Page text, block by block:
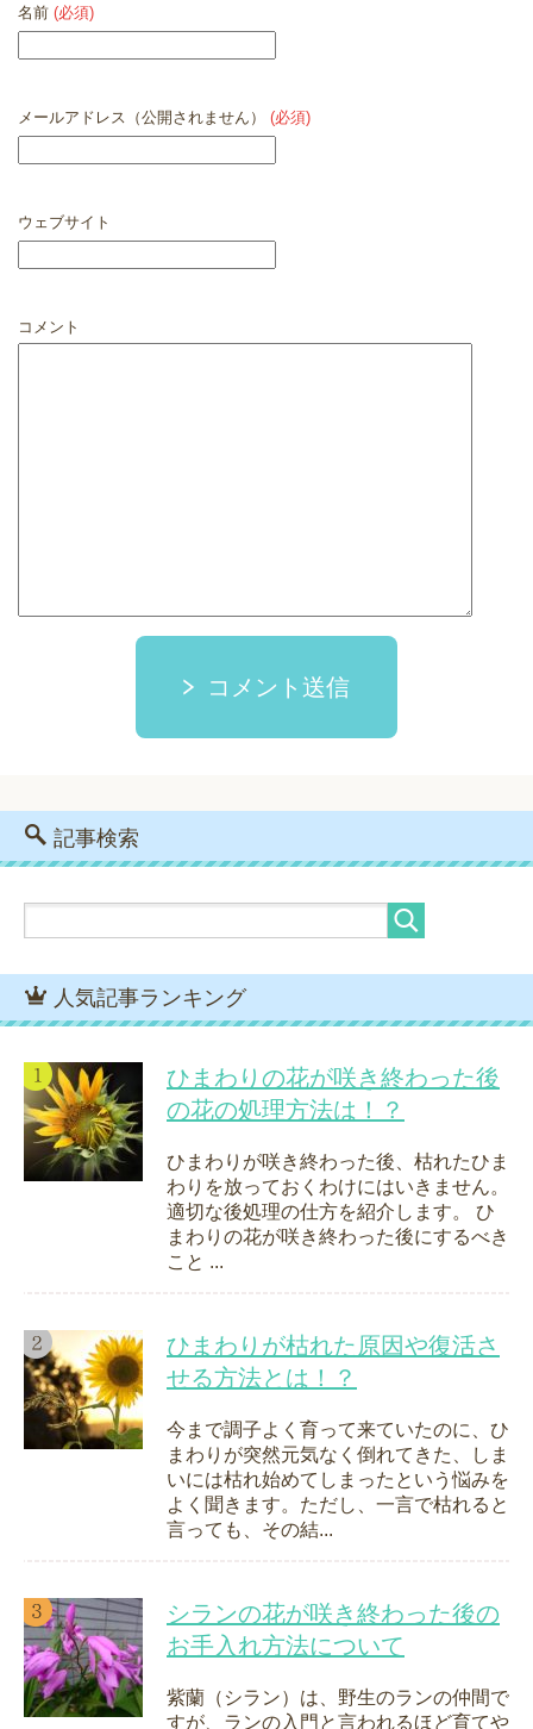
名前 (必須)
メールアドレス（公開されません） (必須)
ウェブサイト
コメント
コメント送信
記事検索
人気記事ランキング
ひまわりの花が咲き終わった後
の花の処理方法は！？
ひまわりが咲き終わった後、枯れたひま
わりを放っておくわけにはいきません。
適切な後処理の仕方を紹介します。 ひ
まわりの花が咲き終わった後にするべき
こと ...
ひまわりが枯れた原因や復活さ
せる方法とは！？
今まで調子よく育って来ていたのに、ひ
まわりが突然元気なく倒れてきた、しま
いには枯れ始めてしまったという悩みを
よく聞きます。ただし、一言で枯れると
言っても、その結...
シランの花が咲き終わった後の
お手入れ方法について
紫蘭（シラン）は、野生のランの仲間で
すが、ランの入門と言われるほど育てや